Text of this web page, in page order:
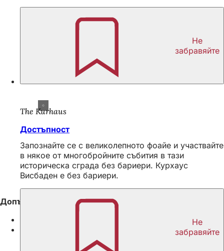
Не
забравяйте
The Kurhaus
Достъпност
Запознайте се с великолепното фоайе и участвайте
в някое от многобройните събития в тази
историческа сграда без бариери. Курхаус
Висбаден е без бариери.
Не
забравяйте
Допълнителна информация